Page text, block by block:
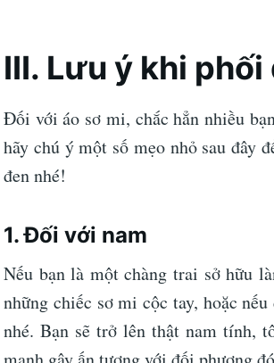
III. Lưu ý khi
Đối với áo sơ mi, chắc hẳn nhiều
hãy chú ý một số mẹo nhỏ sau đây
đen nhé!
1. Đối với nam
Nếu bạn là một chàng trai sở hữu
những chiếc sơ mi cộc tay, hoặc
nhé. Bạn sẽ trở lên thật nam tính,